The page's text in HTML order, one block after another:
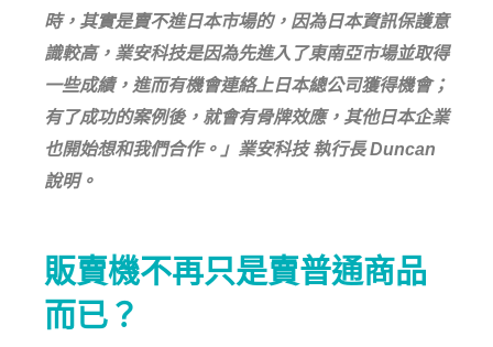
時，其實是賣不進日本市場的，因為日本資訊保護意
識較高，業安科技是因為先進入了東南亞市場並取得
一些成績，進而有機會連絡上日本總公司獲得機會；
有了成功的案例後，就會有骨牌效應，其他日本企業
也開始想和我們合作。」業安科技 執行長 Duncan
說明。
販賣機不再只是賣普通商品
而已？